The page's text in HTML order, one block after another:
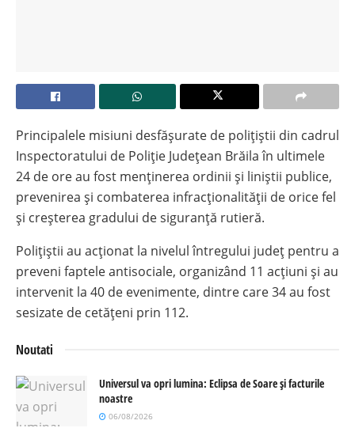
Principalele misiuni desfășurate de polițiștii din cadrul
Inspectoratului de Poliție Județean Brăila în ultimele
24 de ore au fost menținerea ordinii și liniștii publice,
prevenirea și combaterea infracționalității de orice fel
și creșterea gradului de siguranță rutieră.
Polițiștii au acționat la nivelul întregului județ pentru a
preveni faptele antisociale, organizând 11 acțiuni și au
intervenit la 40 de evenimente, dintre care 34 au fost
sesizate de cetățeni prin 112.
Noutati
Universul va opri lumina: Eclipsa de Soare și facturile
noastre
06/08/2026